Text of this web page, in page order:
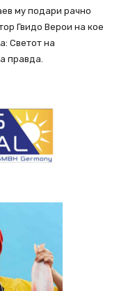
му подари рачно
Гвидо Верои на кое
Светот на
правда.